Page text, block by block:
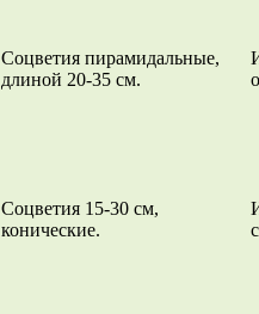
Соцветия пирамидальные,
длиной 20-35 см.
Соцветия 15-30 см,
конические.